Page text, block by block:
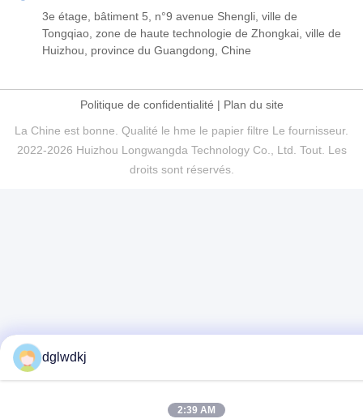
3e étage, bâtiment 5, n°9 avenue Shengli, ville de
Tongqiao, zone de haute technologie de Zhongkai, ville de
Huizhou, province du Guangdong, Chine
Politique de confidentialité | Plan du site
La Chine est bonne. Qualité le hme le papier filtre Le fournisseur.
2022-2026 Huizhou Longwangda Technology Co., Ltd. Tout. Les
droits sont réservés.
dglwdkj
2:39 AM